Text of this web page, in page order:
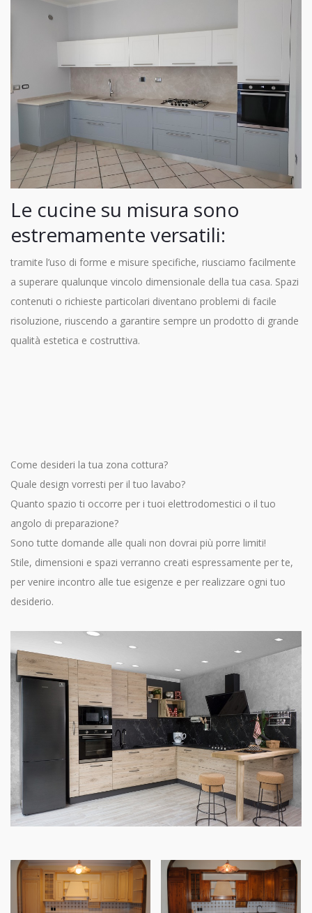
Le cucine su misura sono
estremamente versatili:
tramite l’uso di forme e misure specifiche, riusciamo facilmente
a superare qualunque vincolo dimensionale della tua casa. Spazi
contenuti o richieste particolari diventano problemi di facile
risoluzione, riuscendo a garantire sempre un prodotto di grande
qualità estetica e costruttiva.
Come desideri la tua zona cottura?
Quale design vorresti per il tuo lavabo?
Quanto spazio ti occorre per i tuoi elettrodomestici o il tuo
angolo di preparazione?
Sono tutte domande alle quali non dovrai più porre limiti!
Stile, dimensioni e spazi verranno creati espressamente per te,
per venire incontro alle tue esigenze e per realizzare ogni tuo
desiderio.